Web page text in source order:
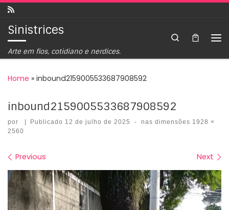
Skip to content
Sinistrices
Arte em fios, cotidiano e nerdices.
Search
Home » inbound2159005533687908592
inbound2159005533687908592
por Publicado 12 de julho de 2025 - nas dimensões 1928 ×
2560
Images navigation
Previous Next